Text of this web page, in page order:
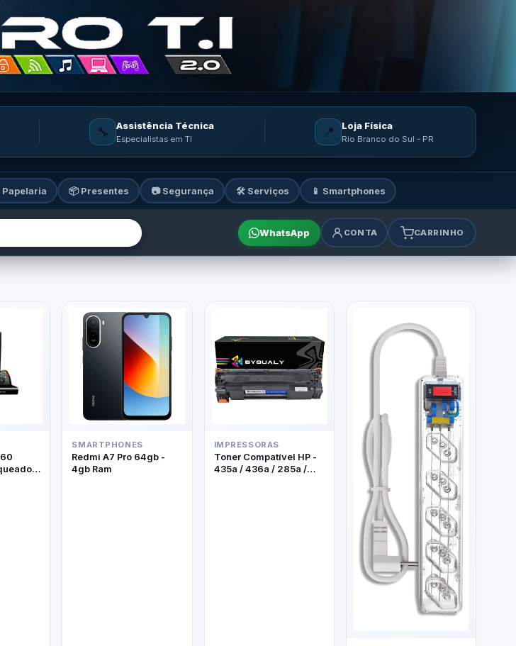
🔧 Assistência Técnica
Especialistas em TI 📍 Loja Física
Rio Branco do Sul - PR
Papelaria 📦 Presentes 📷 Segurança 🛠️ Serviços 📱 Smartphones
WhatsApp CONTA CARRINHO
celulares, games e acessórios
+
SMARTPHONES
Redmi A7 Pro 64gb -
4gb Ram
IMPRESSORAS
Toner Compatível HP -
435a / 436a / 285a /